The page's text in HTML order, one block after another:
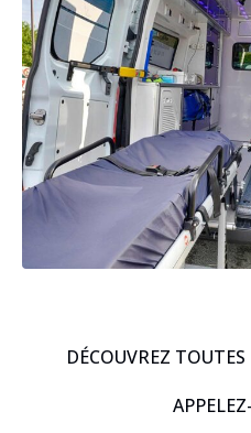
DÉCOUVREZ